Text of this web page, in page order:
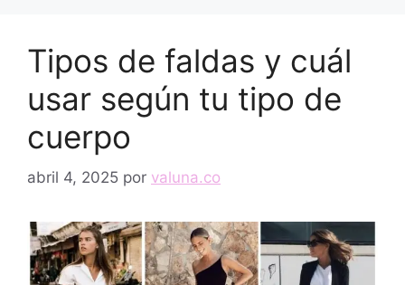
Tipos de faldas y cuál
usar según tu tipo de
cuerpo
abril 4, 2025 por valuna.co